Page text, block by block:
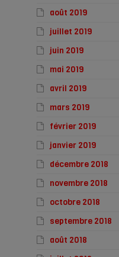
août 2019
juillet 2019
juin 2019
mai 2019
avril 2019
mars 2019
février 2019
janvier 2019
décembre 2018
novembre 2018
octobre 2018
septembre 2018
août 2018